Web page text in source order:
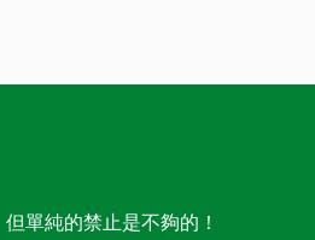
單純的禁止是不夠的！